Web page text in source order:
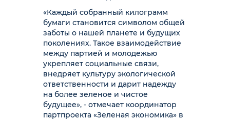
«Каждый собранный килограмм
бумаги становится символом общей
заботы о нашей планете и будущих
поколениях. Такое взаимодействие
между партией и молодежью
укрепляет социальные связи,
внедряет культуру экологической
ответственности и дарит надежду
на более зеленое и чистое
будущее», - отмечает координатор
партпроекта «Зеленая экономика» в